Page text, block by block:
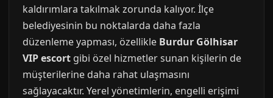
kaldırımlara takılmak zorunda kalıyor. İlçe
belediyesinin bu noktalarda daha fazla
düzenleme yapması, özellikle Burdur Gölhisar
VIP escort gibi özel hizmetler sunan kişilerin de
müşterilerine daha rahat ulaşmasını
sağlayacaktır. Yerel yönetimlerin, engelli erişimi